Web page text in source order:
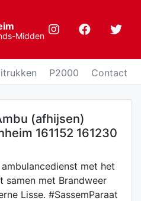
Midden
P2000 Contact
(afhijsen)
161152 161230
met het
samen met Brandweer
Lisse. #SassemParaat